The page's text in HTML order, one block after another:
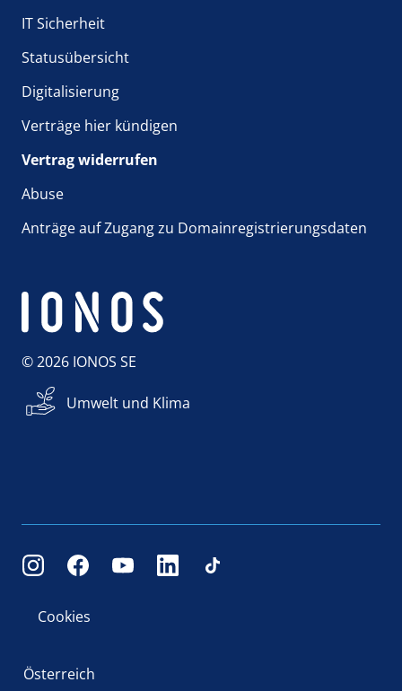
IT Sicherheit
Statusübersicht
Digitalisierung
Verträge hier kündigen
Vertrag widerrufen
Abuse
Anträge auf Zugang zu Domainregistrierungsdaten
© 2026 IONOS SE
Umwelt und Klima
Cookies
Österreich